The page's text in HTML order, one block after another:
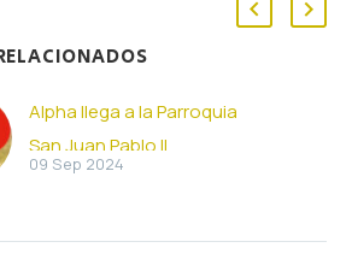
Alpha llega a la Parroquia
San Juan Pablo II
Estamos encantados de
que nuestra parroquia
09 Sep 2024